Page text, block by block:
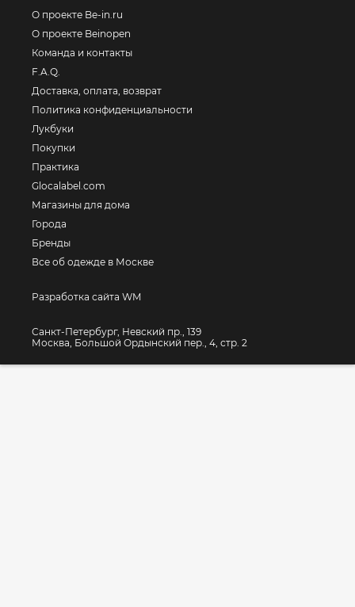
О проекте Be-in.ru
О проекте Beinopen
Команда и контакты
F.A.Q.
Доставка, оплата, возврат
Политика конфиденциальности
Лукбуки
Покупки
Практика
Glocalabel.com
Магазины для дома
Города
Бренды
Все об одежде в Москве
Разработка сайта WM
Санкт-Петербург, Невский пр., 139
Москва, Большой Ордынский пер., 4, стр. 2